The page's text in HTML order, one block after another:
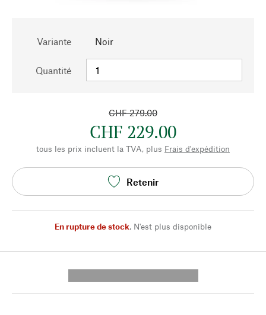
Variante Noir
Quantité
CHF 279.00
CHF 229.00
tous les prix incluent la TVA, plus Frais d'expédition
Retenir
En rupture de stock, N'est plus disponible